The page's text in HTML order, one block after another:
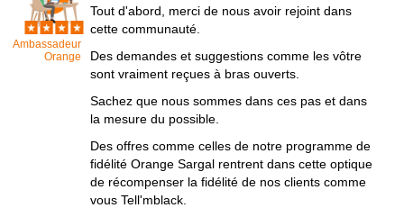
Ambassadeur
Orange
Tout d'abord, merci de nous avoir rejoint dans
cette communauté.
Des demandes et suggestions comme les vôtre
sont vraiment reçues à bras ouverts.
Sachez que nous sommes dans ces pas et dans
la mesure du possible.
Des offres comme celles de notre programme de
fidélité Orange Sargal rentrent dans cette optique
de récompenser la fidélité de nos clients comme
vous Tell'mblack.